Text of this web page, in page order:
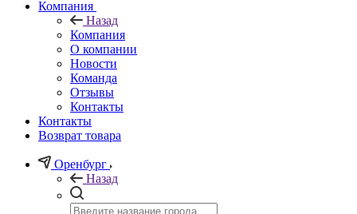
Компания
Назад
Компания
О компании
Новости
Команда
Отзывы
Контакты
Контакты
Возврат товара
Оренбург
Назад